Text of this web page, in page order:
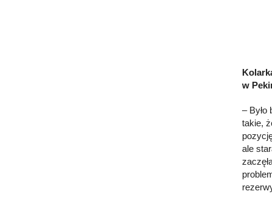
w
– Było
takie,
ale